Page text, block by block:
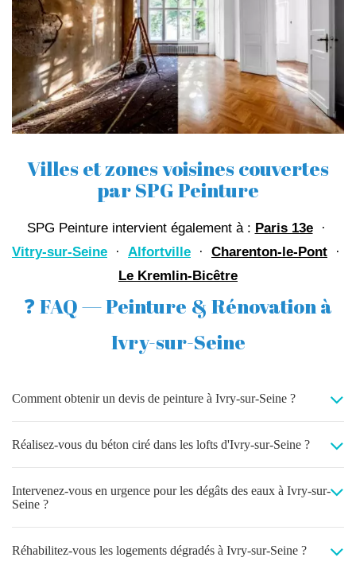
Villes et zones voisines couvertes
par SPG Peinture
SPG Peinture intervient également à : Paris 13e·
Vitry-sur-Seine · Alfortville · Charenton-le-Pont ·
Le Kremlin-Bicêtre
❓ FAQ — Peinture & Rénovation à
Ivry-sur-Seine
Comment obtenir un devis de peinture à Ivry-sur-Seine ?
Réalisez-vous du béton ciré dans les lofts d'Ivry-sur-Seine ?
Intervenez-vous en urgence pour les dégâts des eaux à Ivry-sur-
Seine ?
Réhabilitez-vous les logements dégradés à Ivry-sur-Seine ?